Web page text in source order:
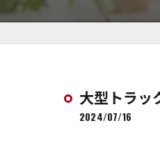
大型トラッ
2024/07/16